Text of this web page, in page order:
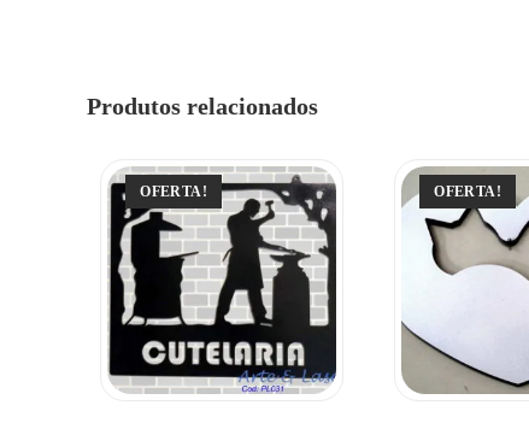
Produtos relacionados
OFERTA! OFERTA!